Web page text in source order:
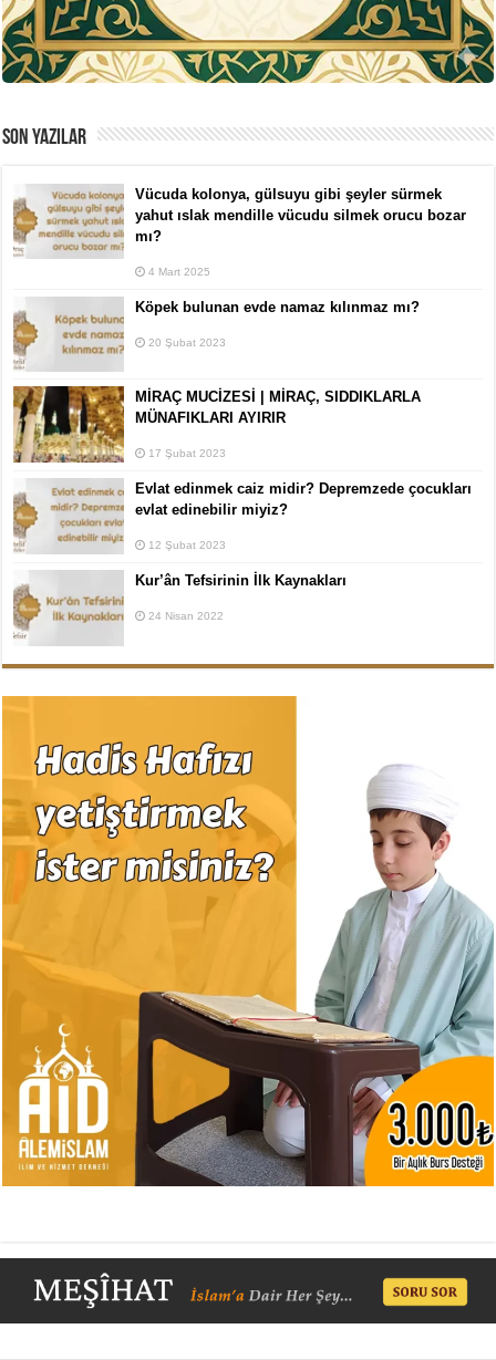
SON YAZILAR
Vücuda kolonya, gülsuyu gibi şeyler sürmek
yahut ıslak mendille vücudu silmek orucu bozar
mı?
4 Mart 2025
Köpek bulunan evde namaz kılınmaz mı?
20 Şubat 2023
MİRAÇ MUCİZESİ | MİRAÇ, SIDDIKLARLA
MÜNAFIKLARI AYIRIR
17 Şubat 2023
Evlat edinmek caiz midir? Depremzede çocukları
evlat edinebilir miyiz?
12 Şubat 2023
Kur’ân Tefsirinin İlk Kaynakları
24 Nisan 2022